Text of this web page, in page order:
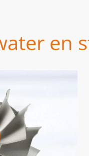
en